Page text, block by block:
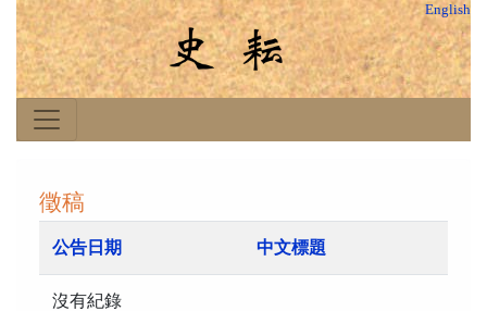
English
徵稿
公告日期 中文標題
沒有紀錄